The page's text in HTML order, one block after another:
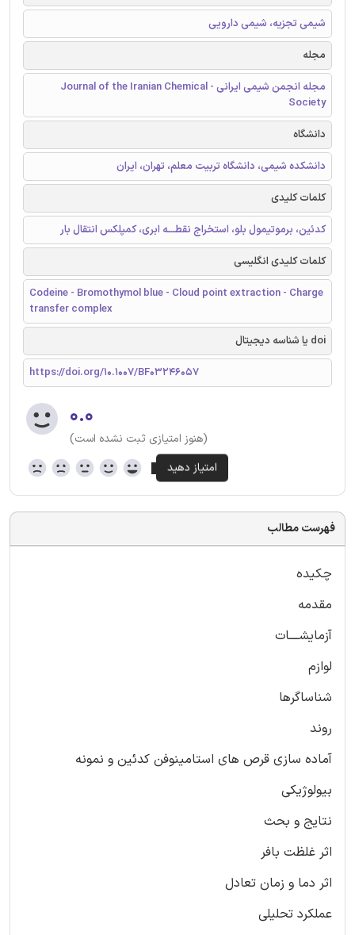
شیمی تجزیه، شیمی دارویی
مجله
مجله انجمن شیمی ایرانی - Journal of the Iranian Chemical
Society
دانشگاه
دانشکده شیمی، دانشگاه تربیت معلم، تهران، ایران
کلمات کلیدی
کدئین، برموتیمول بلو، استخراج نقطـــه ابری، کمپلکس انتقال بار
کلمات کلیدی انگلیسی
Codeine - Bromothymol blue - Cloud point extraction - Charge
transfer complex
doi یا شناسه دیجیتال
https://doi.org/10.1007/BF03246057
۰.۰
(هنوز امتیازی ثبت نشده است)
فهرست مطالب
چکیده
مقدمه
آزمایشــــات
لوازم
شناساگرها
روند
آماده سازی قرص های استامینوفن کدئین و نمونه
بیولوژیکی
نتایج و بحث
اثر غلظت بافر
اثر دما و زمان تعادل
عملکرد تحلیلی